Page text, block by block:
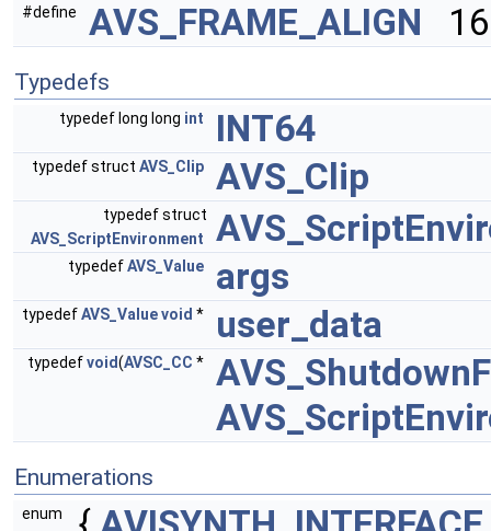
#define AVS_FRAME_ALIGN 16
Typedefs
typedef long long int INT64
typedef struct AVS_Clip AVS_Clip
typedef struct
AVS_ScriptEnvironment
typedefAVS_Value args
typedefAVS_Valuevoid * user_data
typedefvoid(AVSC_CC *
Enumerations
enum